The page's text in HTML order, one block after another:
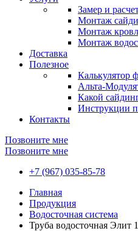
Замер и
Монтаж
Монтаж
Монтаж
Доставка
Полезное
Калькулятор
Альта-
Какой
Инструкции
Контакты
Позвоните мне
Позвоните мне
+7 (967) 035-85-78
Главная
Продукция
Водосточная система
Труба водосточная Элит